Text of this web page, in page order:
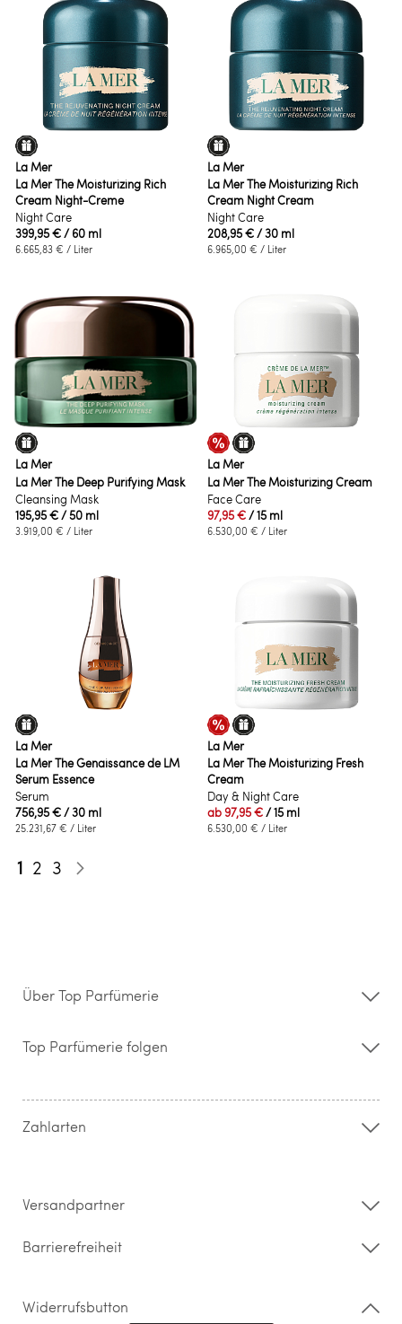
La Mer
La Mer The Moisturizing Rich
Cream Night-Creme
Night Care
399,95 €/ 60 ml
6.665,83 € / Liter
La Mer
La Mer The Moisturizing Rich
Cream Night Cream
Night Care
208,95 €/ 30 ml
6.965,00 € / Liter
La Mer
La Mer The Deep Purifying Mask
Cleansing Mask
195,95 €/ 50 ml
3.919,00 € / Liter
La Mer
La Mer The Moisturizing Cream
Face Care
97,95 €/ 15 ml
6.530,00 € / Liter
La Mer
La Mer The Genaissance de LM
Serum Essence
Serum
756,95 €/ 30 ml
25.231,67 € / Liter
La Mer
La Mer The Moisturizing Fresh
Cream
Day & Night Care
ab97,95 €/ 15 ml
6.530,00 € / Liter
Seite
Sie lesen gerade die Seite
1 Seite
2 Seite
3
Über Top Parfümerie
Storefinder
Kontakt
Widerrufsrecht & Rückgabebedingungen
Top Parfümerie folgen
Zahlarten
Versandpartner
Barrierefreiheit
Widerrufsbutton